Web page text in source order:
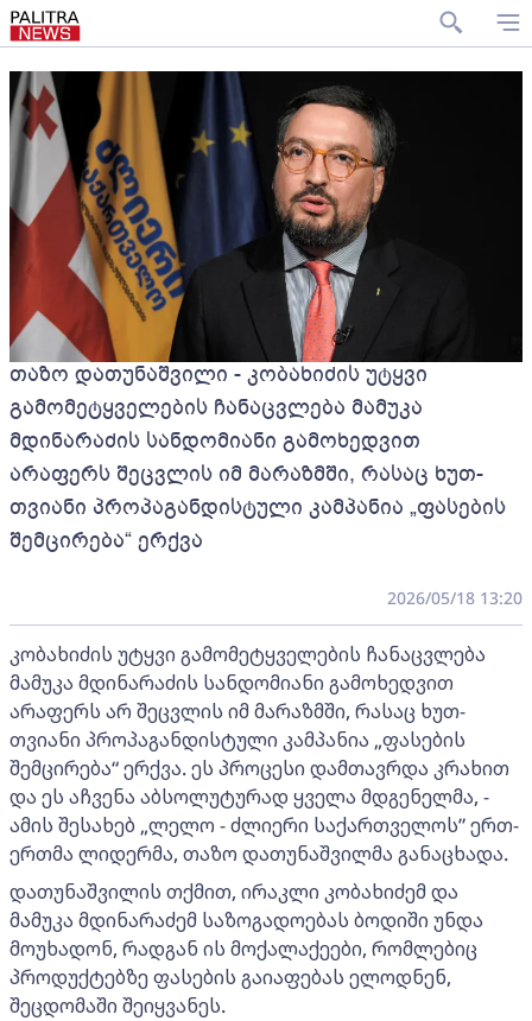
თაზო დათუნაშვილი - კობახიძის უტყვი
გამომეტყველების ჩანაცვლება მამუკა
მდინარაძის სანდომიანი გამოხედვით
არაფერს შეცვლის იმ მარაზმში, რასაც ხუთ-
თვიანი პროპაგანდისტული კამპანია „ფასების
შემცირება“ ერქვა
2026/05/18 13:20
კობახიძის უტყვი გამომეტყველების ჩანაცვლება
მამუკა მდინარაძის სანდომიანი გამოხედვით
არაფერს არ შეცვლის იმ მარაზმში, რასაც ხუთ-
თვიანი პროპაგანდისტული კამპანია „ფასების
შემცირება“ ერქვა. ეს პროცესი დამთავრდა კრახით
და ეს აჩვენა აბსოლუტურად ყველა მდგენელმა, -
ამის შესახებ „ლელო - ძლიერი საქართველოს” ერთ-
ერთმა ლიდერმა, თაზო დათუნაშვილმა განაცხადა.
დათუნაშვილის თქმით, ირაკლი კობახიძემ და
მამუკა მდინარაძემ საზოგადოებას ბოდიში უნდა
მოუხადონ, რადგან ის მოქალაქეები, რომლებიც
პროდუქტებზე ფასების გაიაფებას ელოდნენ,
შეცდომაში შეიყვანეს.